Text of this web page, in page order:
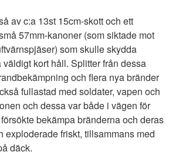
av c:a 13st 15cm-skott och ett
57mm-kanoner (som siktade mot
som skulle skydda
kort håll. Splitter från dessa
och flera nya bränder
fullastad med soldater, vapen och
och dessa var både i vägen för
bekämpa bränderna och deras
exploderade friskt, tillsammans med
däck.